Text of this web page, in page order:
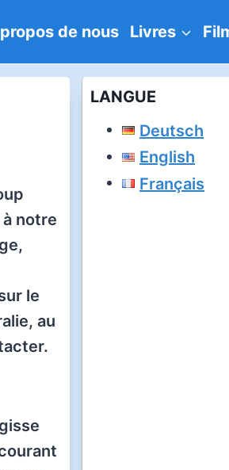
de nous Livres
notre
le
au
LANGUE
Deutsch
English
Français